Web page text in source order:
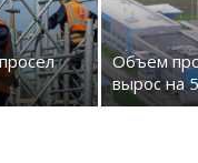
Объем
вырос на